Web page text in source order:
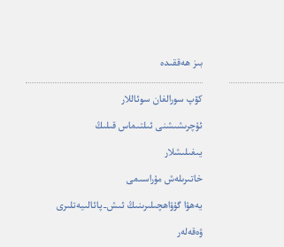
بىز ھە‌ققىدە
كۆپ سورالغان سوئاللار
ئۇ‌چرىشىشنى ئىلتىماس قىلىڭ
يىغىلىشلار
خاتىرىلە‌ش مۇ‌راسىمى
يە‌ھۋا گۇ‌ۋاھچىلىرىنىڭ ئىش-‏پائالىيە‌تلىرى
ۋە‌قە‌لە‌ر